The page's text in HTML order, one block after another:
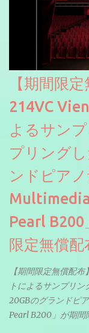
【期間限
214VC
よるサン
プリング
ンドピア
Pearl
限定無償配
【期間限定無償配
トによるサンプリ
20GBのグランドピ
Pearl B200」が期間